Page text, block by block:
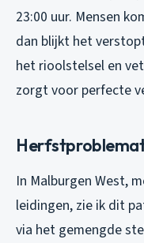
23:00 uur. Mensen
dan blijkt het
het rioolstelsel en
zorgt voor perfecte
In Malburgen West,
leidingen, zie ik dit
via het gemengde